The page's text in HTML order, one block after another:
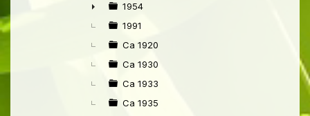
►
1954
1991
Ca 1920
Ca 1930
Ca 1933
Ca 1935